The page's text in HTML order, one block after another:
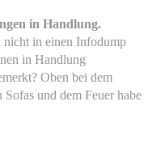
in Handlung.
nicht in einen Infodump
in Handlung
Oben bei dem
und dem Feuer habe